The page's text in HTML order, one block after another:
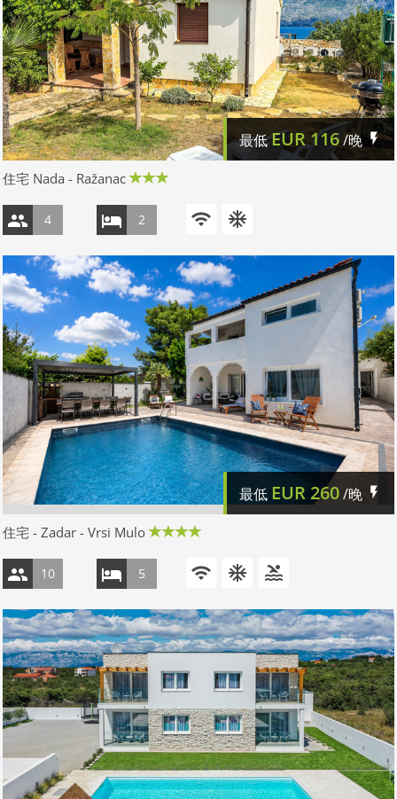
最低EUR116/晚
住宅 Nada - Ražanac
4 2
最低 EUR 260/晚
住宅 - Zadar - Vrsi Mulo
10 5